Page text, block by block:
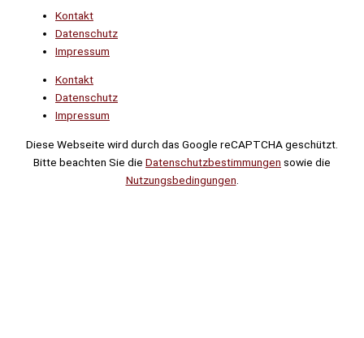
Kontakt
Datenschutz
Impressum
Kontakt
Datenschutz
Impressum
Diese Webseite wird durch das Google reCAPTCHA geschützt.
Bitte beachten Sie die Datenschutzbestimmungen sowie die
Nutzungsbedingungen